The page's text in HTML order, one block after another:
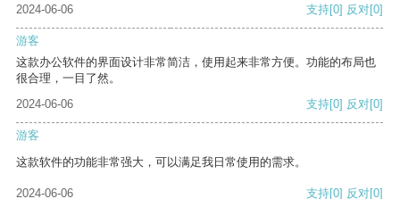
2024-06-06 支持[0] 反对[0]
游客
这款办公软件的界面设计非常简洁，使用起来非常方便。功能的布局也
很合理，一目了然。
2024-06-06
支持[0] 反对[0]
游客
这款软件的功能非常强大，可以满足我日常使用的需求。
2024-06-06 支持[0] 反对[0]